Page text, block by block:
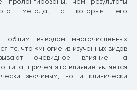
метода, с которым его
выводом многочисленных
то, что «многие из изученных видов
очевидное влияние на
типа, причем это влияние является
значимым, но и клинически